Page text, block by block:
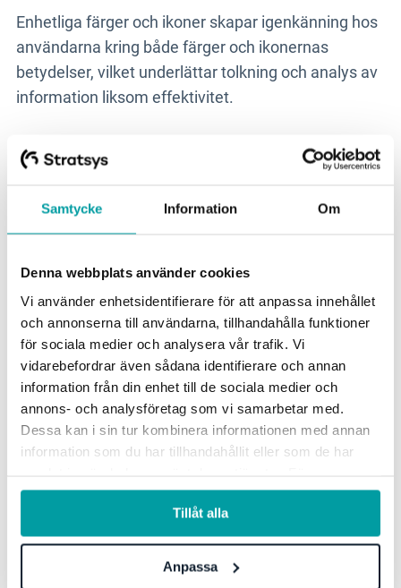
Samtycke Information Om
Denna webbplats använder cookies
Vi använder enhetsidentifierare för att anpassa innehållet
och annonserna till användarna, tillhandahålla funktioner
för sociala medier och analysera vår trafik. Vi
vidarebefordrar även sådana identifierare och annan
information från din enhet till de sociala medier och
annons- och analysföretag som vi samarbetar med.
Dessa kan i sin tur kombinera informationen med annan
information som du har tillhandahållit eller som de har
information, se vårintegritetspolicy.
Tillåt alla
Anpassa
Enhetliga färger och ikoner skapar igenkänning hos
användarna kring både färger och ikonernas
betydelser, vilket underlättar tolkning och analys av
information liksom effektivitet.
Vill du veta mer?
De nya färgerna och ikonerna omfattar hela
standardikoner och färger samt rekommendationer
kring administration, för att skapa en så enhetlig
plattform som möjligt.
Läs mer om våra standarder för ikoner och färger
och hur ni uppgraderar er till de nya
plattformsfärgerna och ikonerna.